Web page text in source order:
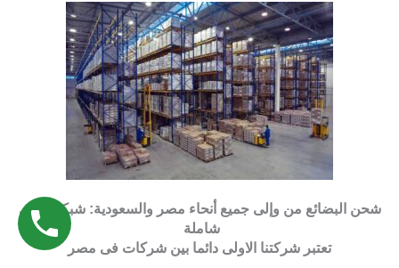
شحن البضائع من وإلى جميع أنحاء مصر والسعودية: شبكة شحن
شاملة
تعتبر شركتنا الاولى دائما بین شركات فى مصر